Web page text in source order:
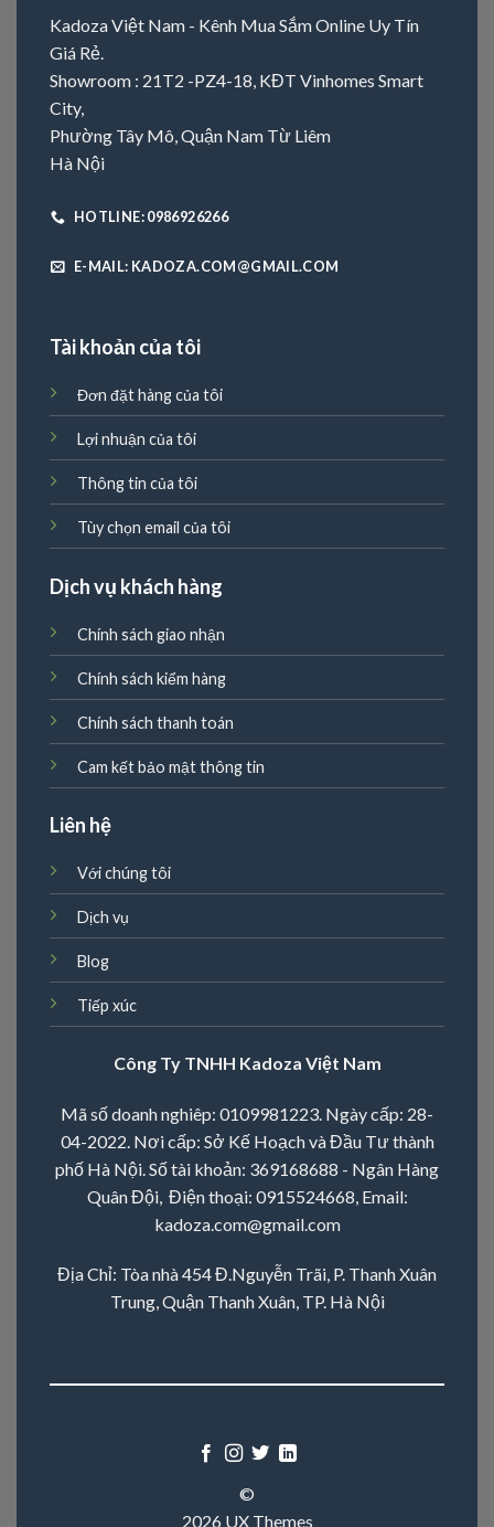
Kadoza Việt Nam - Kênh Mua Sắm Online Uy Tín
Giá Rẻ.
Showroom : 21T2 -PZ4-18, KĐT Vinhomes Smart
City,
Phường Tây Mô, Quận Nam Từ Liêm
Hà Nội
HOTLINE: 0986926266
E-MAIL: KADOZA.COM@GMAIL.COM
Tài khoản của tôi
Đơn đặt hàng của tôi
Lợi nhuận của tôi
Thông tin của tôi
Tùy chọn email của tôi
Dịch vụ khách hàng
Chính sách giao nhận
Chính sách kiểm hàng
Chính sách thanh toán
Cam kết bảo mật thông tin
Liên hệ
Với chúng tôi
Dịch vụ
Blog
Tiếp xúc
Công Ty TNHH Kadoza Việt Nam
Mã số doanh nghiêp: 0109981223. Ngày cấp: 28-
04-2022. Nơi cấp: Sở Kế Hoạch và Đầu Tư thành
phố Hà Nội. Số tài khoản: 369168688 - Ngân Hàng
Quân Đội, Điện thoại: 0915524668 , Email:
kadoza.com@gmail.com
Địa Chỉ: Tòa nhà 454 Đ.Nguyễn Trãi, P. Thanh Xuân
Trung, Quận Thanh Xuân, TP. Hà Nội
©
2026 UX Themes